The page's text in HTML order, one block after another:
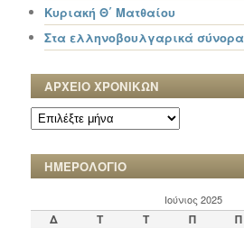
Κυριακή Θ΄ Ματθαίου
Στα ελληνοβουλγαρικά σύνορα
ΑΡΧΕΙΟ ΧΡΟΝΙΚΩΝ
ΑΡΧΕΙΟ
ΧΡΟΝΙΚΩΝ
ΗΜΕΡΟΛΟΓΙΟ
Ιούνιος 2025
Δ Τ Τ Π Π